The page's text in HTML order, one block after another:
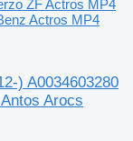
ZF Actros MP4
Actros MP4
) A0034603280
Arocs